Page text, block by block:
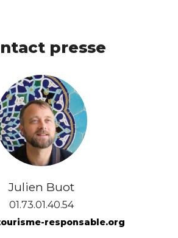
presse
Julien Buot
01.73.01.40.54
responsable.org